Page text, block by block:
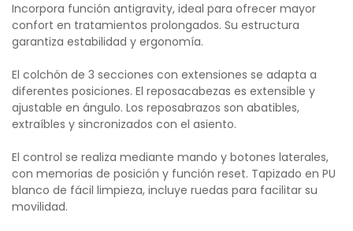
Incorpora función antigravity, ideal para ofrecer mayor
confort en tratamientos prolongados. Su estructura
garantiza estabilidad y ergonomía.
El colchón de 3 secciones con extensiones se adapta a
diferentes posiciones. El reposacabezas es extensible y
ajustable en ángulo. Los reposabrazos son abatibles,
extraíbles y sincronizados con el asiento.
El control se realiza mediante mando y botones laterales,
con memorias de posición y función reset. Tapizado en PU
blanco de fácil limpieza, incluye ruedas para facilitar su
movilidad.